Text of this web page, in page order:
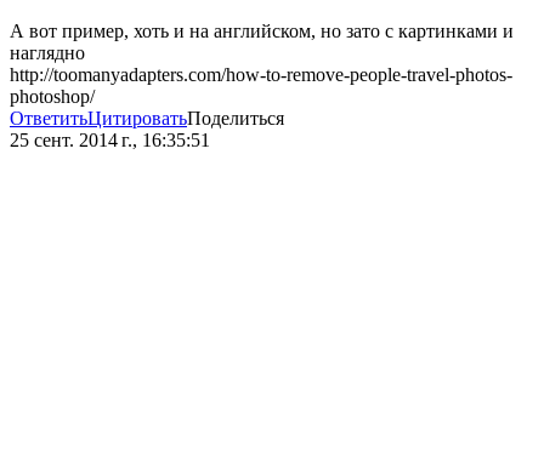
А вот пример, хоть и на английском, но зато с картинками и
наглядно
http://toomanyadapters.com/how-to-remove-people-travel-photos-
photoshop/
ОтветитьЦитироватьПоделиться
25 сент. 2014 г., 16:35:51